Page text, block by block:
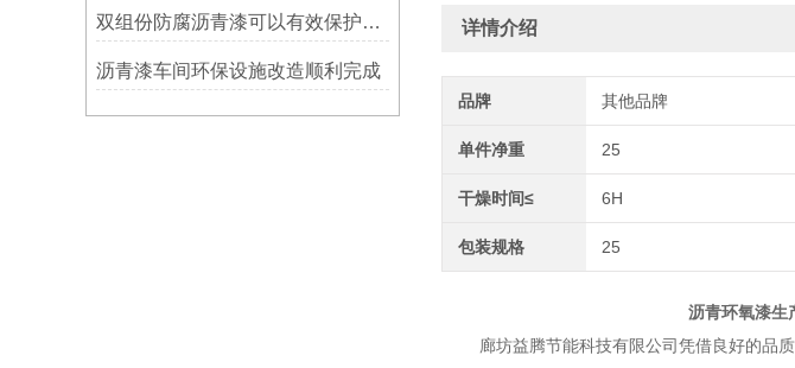
双组份防腐沥青漆可以有效保护设施免受腐蚀侵蚀
沥青漆车间环保设施改造顺利完成
详情介绍
品牌 其他品牌
单件净重 25
干燥时间≤ 6H
包装规格 25
沥青环氧漆生产
廊坊益腾节能科技有限公司凭借良好的品质